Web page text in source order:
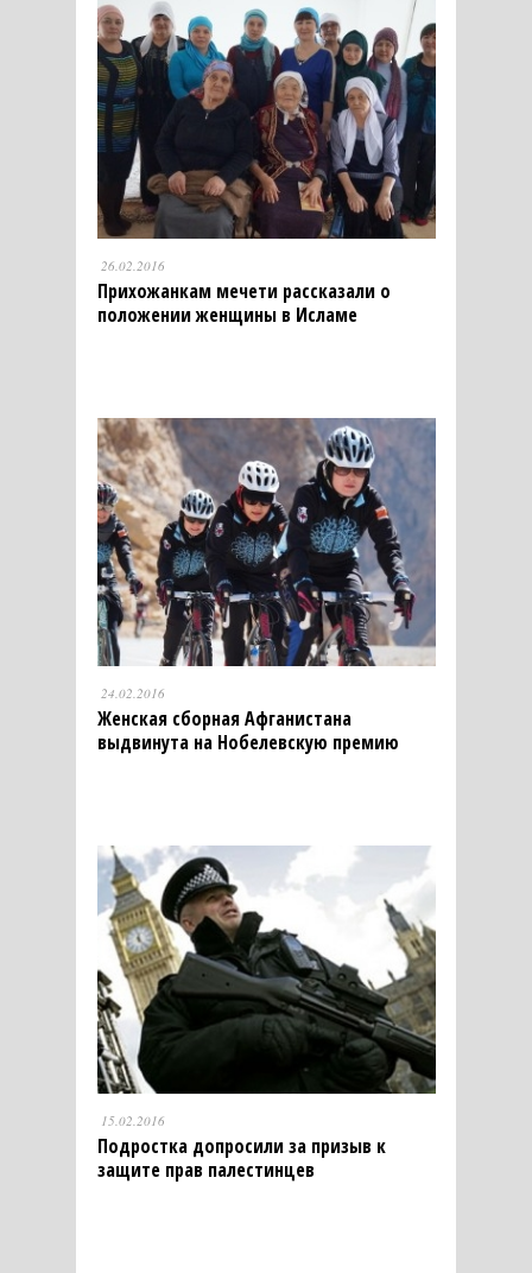
26.02.2016
Прихожанкам мечети рассказали о
положении женщины в Исламе
24.02.2016
Женская сборная Афганистана
выдвинута на Нобелевскую премию
15.02.2016
Подростка допросили за призыв к
защите прав палестинцев